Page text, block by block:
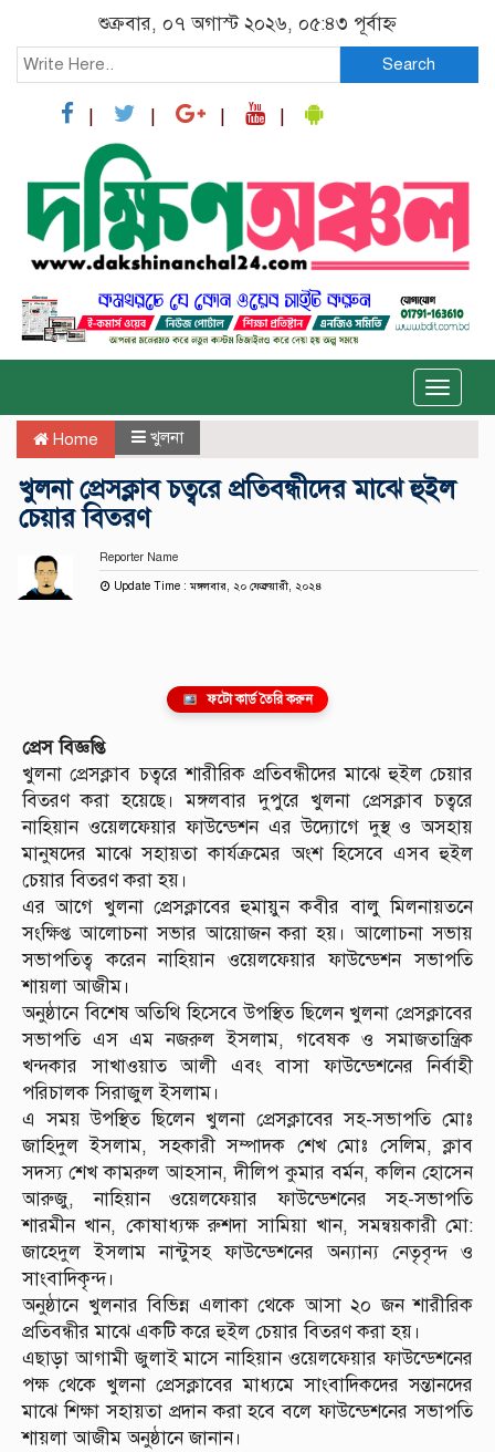
শুক্রবার, ০৭ অগাস্ট ২০২৬, ০৫:৪৩ পূর্বাহ্ন
Search
Toggle
Home খুলনা
খুলনা প্রেসক্লাব চত্বরে প্রতিবন্ধীদের মাঝে হুইল
চেয়ার বিতরণ
Reporter Name
Update Time : মঙ্গলবার, ২০ ফেব্রুয়ারী, ২০২৪
ফটো কার্ড তৈরি করুন
প্রেস বিজ্ঞপ্তি
খুলনা প্রেসক্লাব চত্বরে শারীরিক প্রতিবন্ধীদের মাঝে হুইল চেয়ার
বিতরণ করা হয়েছে। মঙ্গলবার দুপুরে খুলনা প্রেসক্লাব চত্বরে
নাহিয়ান ওয়েলফেয়ার ফাউন্ডেশন এর উদ্যোগে দুস্থ ও অসহায়
মানুষদের মাঝে সহায়তা কার্যক্রমের অংশ হিসেবে এসব হুইল
চেয়ার বিতরণ করা হয়।
এর আগে খুলনা প্রেসক্লাবের হুমায়ুন কবীর বালু মিলনায়তনে
সংক্ষিপ্ত আলোচনা সভার আয়োজন করা হয়। আলোচনা সভায়
সভাপতিত্ব করেন নাহিয়ান ওয়েলফেয়ার ফাউন্ডেশন সভাপতি
শায়লা আজীম।
অনুষ্ঠানে বিশেষ অতিথি হিসেবে উপস্থিত ছিলেন খুলনা প্রেসক্লাবের
সভাপতি এস এম নজরুল ইসলাম, গবেষক ও সমাজতান্ত্রিক
খন্দকার সাখাওয়াত আলী এবং বাসা ফাউন্ডেশনের নির্বাহী
পরিচালক সিরাজুল ইসলাম।
এ সময় উপস্থিত ছিলেন খুলনা প্রেসক্লাবের সহ-সভাপতি মোঃ
জাহিদুল ইসলাম, সহকারী সম্পাদক শেখ মোঃ সেলিম, ক্লাব
সদস্য শেখ কামরুল আহসান, দীলিপ কুমার বর্মন, কলিন হোসেন
আরুজু, নাহিয়ান ওয়েলফেয়ার ফাউন্ডেশনের সহ-সভাপতি
শারমীন খান, কোষাধ্যক্ষ রুশদা সামিয়া খান, সমন্বয়কারী মো:
জাহেদুল ইসলাম নান্টুসহ ফাউন্ডেশনের অন্যান্য নেতৃবৃন্দ ও
সাংবাদিকৃন্দ।
অনুষ্ঠানে খুলনার বিভিন্ন এলাকা থেকে আসা ২০ জন শারীরিক
প্রতিবন্ধীর মাঝে একটি করে হুইল চেয়ার বিতরণ করা হয়।
এছাড়া আগামী জুলাই মাসে নাহিয়ান ওয়েলফেয়ার ফাউন্ডেশনের
পক্ষ থেকে খুলনা প্রেসক্লাবের মাধ্যমে সাংবাদিকদের সন্তানদের
মাঝে শিক্ষা সহায়তা প্রদান করা হবে বলে ফাউন্ডেশনের সভাপতি
শায়লা আজীম অনুষ্ঠানে জানান।